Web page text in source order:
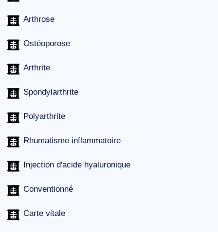
Arthrose
Ostéoporose
Arthrite
Spondylarthrite
Polyarthrite
Rhumatisme inflammatoire
Injection d'acide hyaluronique
Conventionné
Carte vitale